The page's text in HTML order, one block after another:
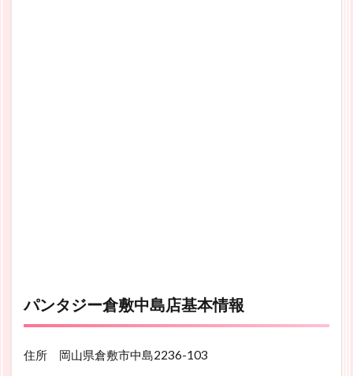
パンタジー倉敷中島店基本情報
住所 岡山県倉敷市中島2236-103